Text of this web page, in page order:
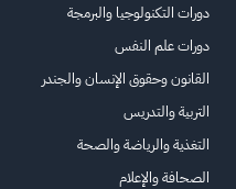
دورات التكنولوجيا والبرمجة
دورات علم النفس
القانون وحقوق الإنسان والجندر
التربية والتدريس
التغذية والرياضة والصحة
الصحافة والإعلام